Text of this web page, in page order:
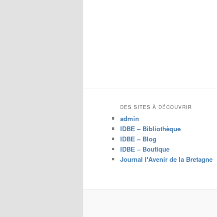
DES SITES À DÉCOUVRIR
admin
IDBE – Bibliothèque
IDBE – Blog
IDBE – Boutique
Journal l'Avenir de la Bretagne